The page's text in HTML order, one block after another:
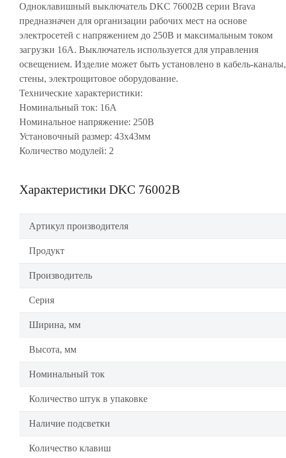
Одноклавишный выключатель DKC 76002B серии Brava
предназначен для организации рабочих мест на основе
электросетей с напряжением до 250В и максимальным током
загрузки 16А. Выключатель используется для управления
освещением. Изделие может быть установлено в кабель-каналы,
стены, электрощитовое оборудование.
Технические характеристики:
Номинальный ток: 16А
Номинальное напряжение: 250В
Установочный размер: 43х43мм
Количество модулей: 2
Характеристики DKC 76002B
Артикул производителя
Продукт
Производитель
Серия
Ширина, мм
Высота, мм
Номинальный ток
Количество штук в упаковке
Наличие подсветки
Количество клавиш